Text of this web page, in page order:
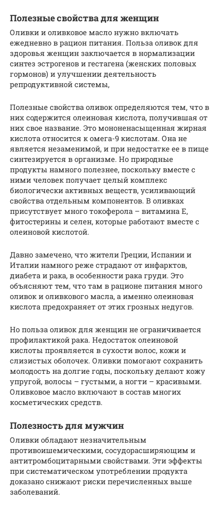
Полезные свойства для женщин
Оливки и оливковое масло нужно включать
ежедневно в рацион питания. Польза оливок для
здоровья женщин заключается в нормализации
синтез эстрогенов и гестагена (женских половых
гормонов) и улучшении деятельность
репродуктивной системы,
Полезные свойства оливок определяются тем, что в
них содержится олеиновая кислота, получившая от
них свое название. Это мононенасыщенная жирная
кислота относится к омега-9 кислотам. Она не
является незаменимой, и при недостатке ее в пище
синтезируется в организме. Но природные
продукты намного полезнее, поскольку вместе с
ними человек получает целый комплекс
биологически активных веществ, усиливающий
свойства отдельным компонентов. В оливках
присутствует много токоферола – витамина Е,
фитостерины и селен, которые работают вместе с
олеиновой кислотой.
Давно замечено, что жители Греции, Испании и
Италии намного реже страдают от инфарктов,
диабета и рака, в особенности рака груди. Это
объясняют тем, что там в рационе питания много
оливок и оливкового масла, а именно олеиновая
кислота предохраняет от этих грозных недугов.
Но польза оливок для женщин не ограничивается
профилактикой рака. Недостаток олеиновой
кислоты проявляется в сухости волос, кожи и
слизистых оболочек. Оливки помогают сохранить
молодость на долгие годы, поскольку делают кожу
упругой, волосы – густыми, а ногти – красивыми.
Оливковое масло включают в состав многих
косметических средств.
Полезность для мужчин
Оливки обладают незначительным
противоишемическими, сосудорасширяющим и
антитромбоцитарными свойствами. Эти эффекты
при систематическом употреблении продукта
доказано снижают риски перечисленных выше
заболеваний.